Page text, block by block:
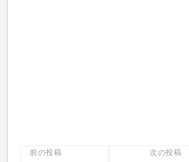
投前の投稿 次の投稿